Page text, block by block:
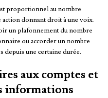
proportionnel au nombre
action donnant droit à une voix.
un plafonnement du nombre
ou accorder un nombre
depuis une certaine durée.
aux comptes et
informations